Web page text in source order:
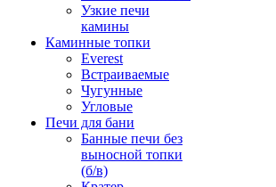
Узкие печи
камины
Каминные топки
Everest
Встраиваемые
Чугунные
Угловые
Печи для бани
Банные печи без
выносной топки
(б/в)